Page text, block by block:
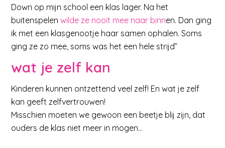
Down op mijn school een klas lager. Na het
buitenspelenwilde ze nooit mee naar binnen. Dan ging
ik met een klasgenootje haar samen ophalen. Soms
ging ze zo mee, soms was het een hele strijd”
wat je zelf kan
Kinderen kunnen ontzettend veel zelf! En wat je zelf
kan geeft zelfvertrouwen!
Misschien moeten we gewoon een beetje blij zijn, dat
ouders de klas niet meer in mogen…